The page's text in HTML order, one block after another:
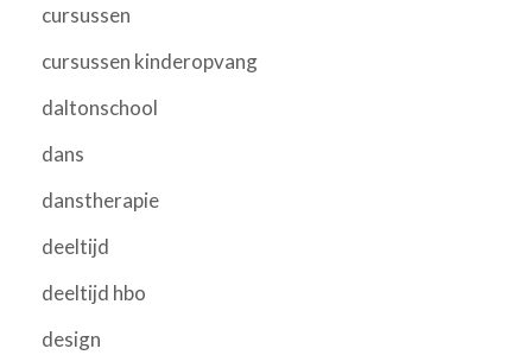
cursussen
cursussen kinderopvang
daltonschool
dans
danstherapie
deeltijd
deeltijd hbo
design